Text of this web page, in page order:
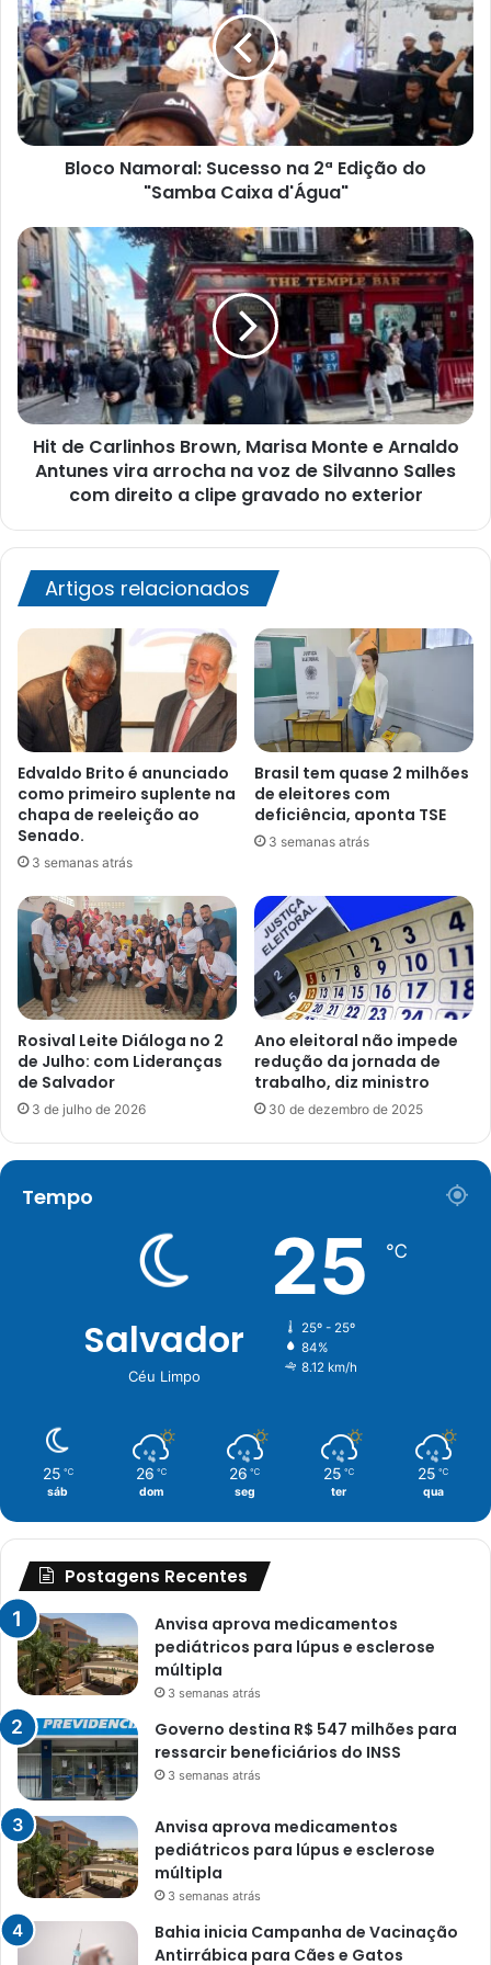
Sucesso
na
2ª
Edição
do
"Samba
Caixa
d'Água"Bloco Namoral: Sucesso na 2ª Edição do
"Samba Caixa d'Água"
Hit
de
Carlinhos
Brown,
Marisa
Monte
e
Arnaldo
Antunes
vira
arrocha
de
Salles
com
direito
clipe
gravado
no
exterior
Hit de Carlinhos Brown, Marisa Monte e Arnaldo
Antunes vira arrocha na voz de Silvanno Salles
com direito a clipe gravado no exterior
Artigos relacionados
Edvaldo Brito é anunciado
como primeiro suplente na
chapa de reeleição ao
Senado.
3 semanas atrás
Brasil tem quase 2 milhões
de eleitores com
deficiência, aponta TSE
3 semanas atrás
Rosival Leite Diáloga no 2
de Julho: com Lideranças
de Salvador
3 de julho de 2026
Ano eleitoral não impede
redução da jornada de
trabalho, diz ministro
30 de dezembro de 2025
Tempo
Salvador
Céu Limpo
25 ℃
25º - 25º
84%
8.12 km/h
25 ℃
sáb
26 ℃
dom
26 ℃
seg
25 ℃
ter
25 ℃
qua
Postagens Recentes
Anvisa aprova medicamentos
pediátricos para lúpus e esclerose
múltipla
3 semanas atrás
Governo destina R$ 547 milhões para
ressarcir beneficiários do INSS
3 semanas atrás
Anvisa aprova medicamentos
pediátricos para lúpus e esclerose
múltipla
3 semanas atrás
Bahia inicia Campanha de Vacinação
Antirrábica para Cães e Gatos